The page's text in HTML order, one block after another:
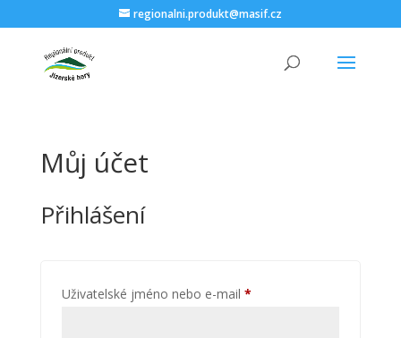
regionalni.produkt@masif.cz
Můj účet
Přihlášení
Uživatelské jméno nebo e-mail *Povinné